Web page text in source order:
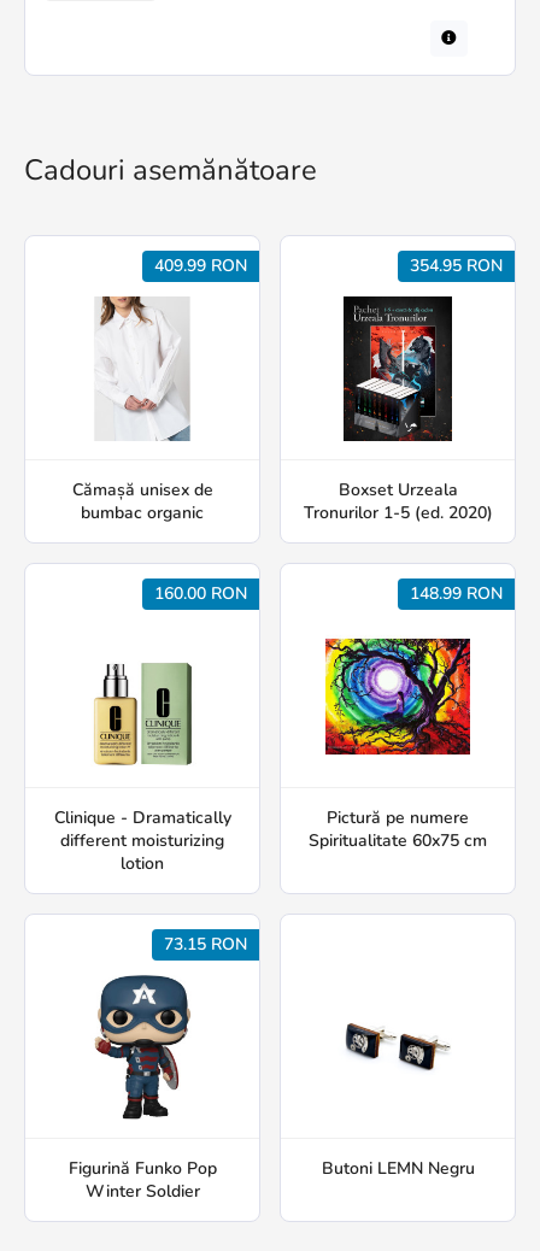
Cadouri asemănătoare
409.99 RON
Cămașă unisex de
bumbac organic
354.95 RON
Boxset Urzeala
Tronurilor 1-5 (ed. 2020)
160.00 RON
Clinique - Dramatically
different moisturizing
lotion
148.99 RON
Pictură pe numere
Spiritualitate 60x75 cm
73.15 RON
Figurină Funko Pop
Winter Soldier
Butoni LEMN Negru